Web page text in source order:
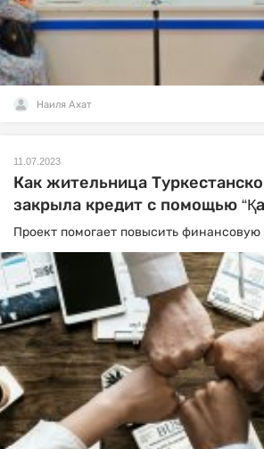
Наиля Ахат
11.07.2023
Как жительница
закрыла кредит с помощью
Проект помогает повысить финансовую